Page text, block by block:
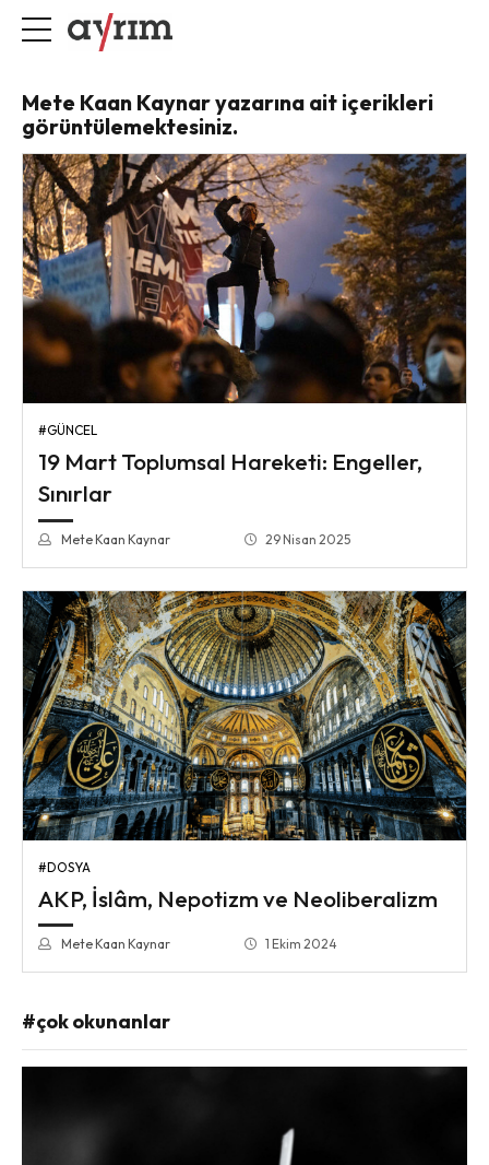
Mete Kaan Kaynar yazarına ait içerikleri
görüntülemektesiniz.
#GÜNCEL
19 Mart Toplumsal Hareketi: Engeller,
Sınırlar
Mete Kaan Kaynar 29 Nisan 2025
#DOSYA
AKP, İslâm, Nepotizm ve Neoliberalizm
Mete Kaan Kaynar 1 Ekim 2024
#çok okunanlar